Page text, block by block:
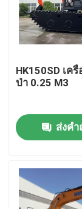
สินค้า
HK150SD เค
ป่า 0.25 M3
ส่งคำ